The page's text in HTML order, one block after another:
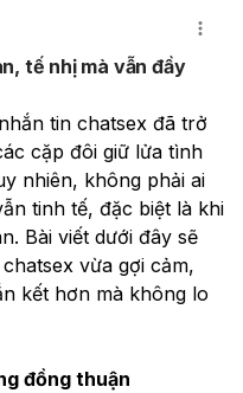
tế nhị mà vẫn đầy
tin chatsex đã trở
cặp đôi giữ lửa tình
nhiên, không phải ai
tinh tế, đặc biệt là khi
Bài viết dưới đây sẽ
vừa gợi cảm,
kết hơn mà không lo
đồng thuận